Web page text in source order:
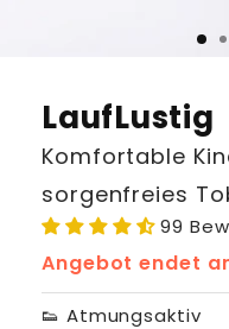
LaufLustig
Komfortable
sorgenfreies
99
Angebot endet
👟 Atmungsaktiv